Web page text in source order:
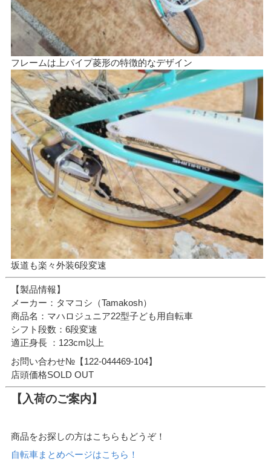
フレームは上パイプ菱形の特徴的なデザイン
坂道も楽々外装6段変速
【製品情報】
メーカー：タマコシ（Tamakosh）
商品名：マハロジュニア22型子ども用自転車
シフト段数：6段変速
適正身長 ：123cm以上
お問い合わせ№【122-044469-104】
店頭価格SOLD OUT
【入荷のご案内】
商品をお探しの方はこちらもどうぞ！
自転車まとめページはこちら！